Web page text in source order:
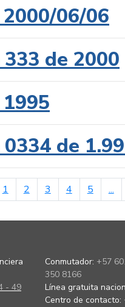
06/06
de 2000
de
anterior
1 2 3 4 5 ...
- 49
Conmutador: +57
350 8166
Línea gratuita
Centro de contacto: